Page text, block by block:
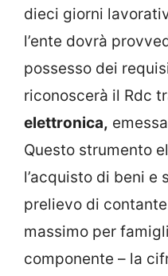
dieci giorni
l’ente dovrà
possesso dei
riconoscerà il Rdc
elettronica,
Questo strumento
l’acquisto di beni e
prelievo di
massimo per
componente – la